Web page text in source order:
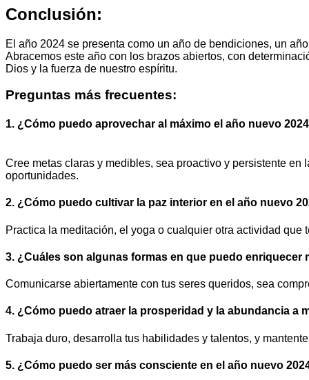
Conclusión:
El año 2024 se presenta como un año de bendiciones, un
Abracemos este año con los brazos abiertos, con
Dios y la fuerza de nuestro espíritu.
Preguntas más frecuentes:
1. ¿Cómo puedo aprovechar al máximo el año nuevo
Cree metas claras y medibles, sea proactivo y persistente
oportunidades.
2. ¿Cómo puedo cultivar la paz interior en el año nuevo
Practica la meditación, el yoga o cualquier otra actividad
3. ¿Cuáles son algunas formas en que puedo enriquecer
Comunicarse abiertamente con tus seres queridos, sea
4. ¿Cómo puedo atraer la prosperidad y la abundancia a
Trabaja duro, desarrolla tus habilidades y talentos, y
5. ¿Cómo puedo ser más consciente en el año nuevo